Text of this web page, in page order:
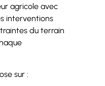
agricole avec
interventions
du terrain
sur :